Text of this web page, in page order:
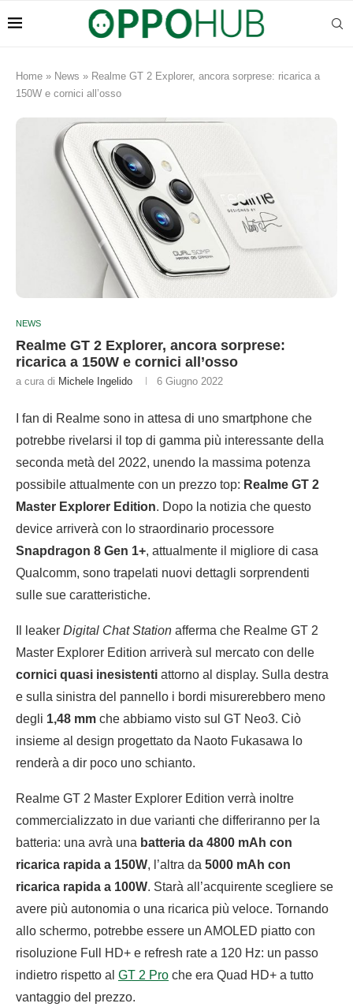
Home » News » Realme GT 2 Explorer, ancora sorprese: ricarica a
150W e cornici all’osso
NEWS
Realme GT 2 Explorer, ancora sorprese:
ricarica a 150W e cornici all’osso
a cura di Michele Ingelido 6 Giugno 2022
I fan di Realme sono in attesa di uno smartphone che
potrebbe rivelarsi il top di gamma più interessante della
seconda metà del 2022, unendo la massima potenza
possibile attualmente con un prezzo top: Realme GT 2
Master Explorer Edition. Dopo la notizia che questo
device arriverà con lo straordinario processore
Snapdragon 8 Gen 1+, attualmente il migliore di casa
Qualcomm, sono trapelati nuovi dettagli sorprendenti
sulle sue caratteristiche.
Il leaker Digital Chat Station afferma che Realme GT 2
Master Explorer Edition arriverà sul mercato con delle
cornici quasi inesistenti attorno al display. Sulla destra
e sulla sinistra del pannello i bordi misurerebbero meno
degli 1,48 mm che abbiamo visto sul GT Neo3. Ciò
insieme al design progettato da Naoto Fukasawa lo
renderà a dir poco uno schianto.
Realme GT 2 Master Explorer Edition verrà inoltre
commercializzato in due varianti che differiranno per la
batteria: una avrà una batteria da 4800 mAh con
ricarica rapida a 150W, l’altra da 5000 mAh con
ricarica rapida a 100W. Starà all’acquirente scegliere se
avere più autonomia o una ricarica più veloce. Tornando
allo schermo, potrebbe essere un AMOLED piatto con
risoluzione Full HD+ e refresh rate a 120 Hz: un passo
indietro rispetto al GT 2 Pro che era Quad HD+ a tutto
vantaggio del prezzo.